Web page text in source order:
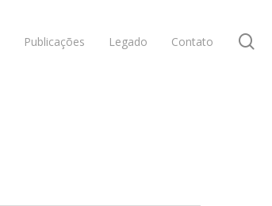
Publicações Legado Contato